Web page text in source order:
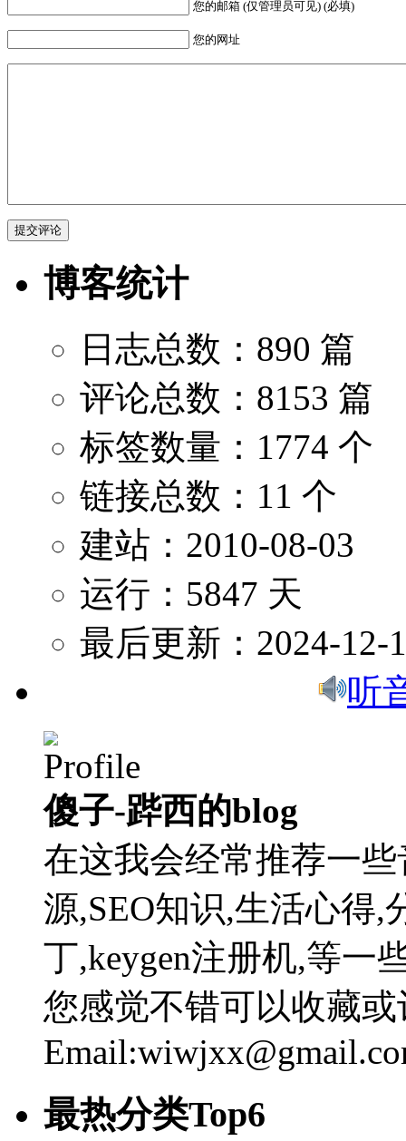
您的邮箱 (仅管理员可见) (必填)
您的网址
博客统计
日志总数：890 篇
评论总数：8153 篇
标签数量：1774 个
链接总数：11 个
建站：2010-08-03
运行：5847 天
最后更新：2024-12-
听
傻子-跸西的blog
在这我会经常推荐一
源,SEO知识,生活心得,
丁,keygen注册机,等一
您感觉不错可以收藏
最热分类Top6